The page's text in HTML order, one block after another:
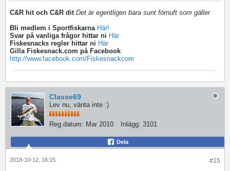
C&R hit och C&R dit Det är egentligen bara sunt förnuft som gäller
Bli medlem i Sportfiskarna Här!
Svar på vanliga frågor hittar ni Här
Fiskesnacks regler hittar ni Här
Gilla Fiskesnack.com på Facebook
http://www.facebook.com/Fiskesnackcom
Classe69
Lev nu, vänta inte :)
Reg.datum: Mar 2010 Inlägg: 3101
Dela
#15
2018-10-12, 16:15